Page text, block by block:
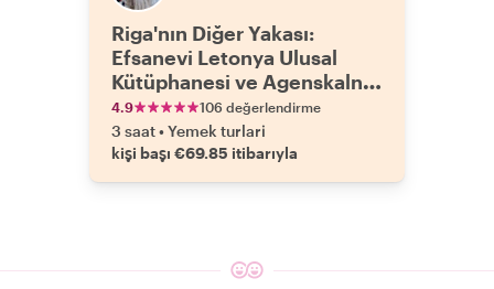
Riga'nın Diğer Yakası:
Efsanevi Letonya Ulusal
Kütüphanesi ve Agenskalns
Pazarı
4.9 106 değerlendirme
3 saat•Yemek turlari
kişi başı €69.85 itibarıyla